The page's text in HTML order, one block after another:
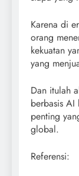
Karena di
orang
kekuatan
yang
Dan itulah
berbasis AI
penting
global.
Referensi: